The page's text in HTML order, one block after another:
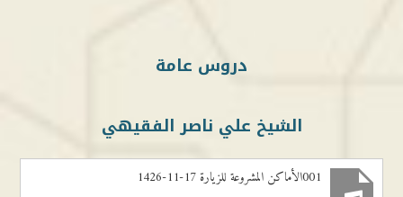
دروس عامة
الشيخ علي ناصر الفقيهي
001الأماكن المشروعة للزيارة 17-11-1426